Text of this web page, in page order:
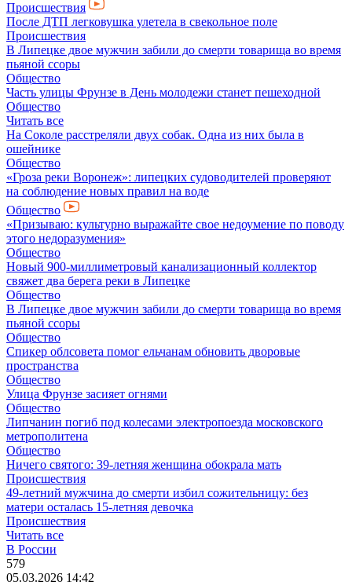
Происшествия
После ДТП легковушка улетела в свекольное поле
Происшествия
В Липецке двое мужчин забили до смерти товарища во время
пьяной ссоры
Общество
Часть улицы Фрунзе в День молодежи станет пешеходной
Общество
Читать все
На Соколе расстреляли двух собак. Одна из них была в
ошейнике
Общество
«Гроза реки Воронеж»: липецких судоводителей проверяют
на соблюдение новых правил на воде
Общество
«Призываю: культурно выражайте свое недоумение по поводу
этого недоразумения»
Общество
Новый 900-миллиметровый канализационный коллектор
свяжет два берега реки в Липецке
Общество
В Липецке двое мужчин забили до смерти товарища во время
пьяной ссоры
Общество
Спикер облсовета помог ельчанам обновить дворовые
пространства
Общество
Улица Фрунзе засияет огнями
Общество
Липчанин погиб под колесами электропоезда московского
метрополитена
Общество
Ничего святого: 39-летняя женщина обокрала мать
Происшествия
49-летний мужчина до смерти избил сожительницу: без
матери осталась 15-летняя девочка
Происшествия
Читать все
В России
579
05.03.2026 14:42